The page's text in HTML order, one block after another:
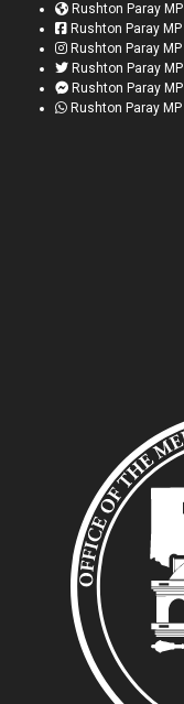
Rushton Paray MP
Rushton Paray MP
Rushton Paray MP
Rushton Paray MP
Rushton Paray MP
Rushton Paray MP